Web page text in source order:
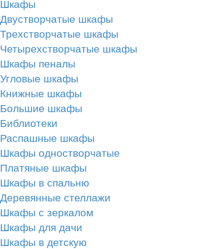
Шкафы
Двустворчатые шкафы
Трехстворчатые шкафы
Четырехстворчатые шкафы
Шкафы пеналы
Угловые шкафы
Книжные шкафы
Большие шкафы
Библиотеки
Распашные шкафы
Шкафы одностворчатые
Платяные шкафы
Шкафы в спальню
Деревянные стеллажи
Шкафы с зеркалом
Шкафы для дачи
Шкафы в детскую